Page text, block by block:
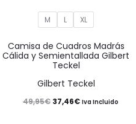
múltiples
Las
M L XL
Camisa de Cuadros Madrás
Cálida y Semientallada Gilbert
Teckel
Gilbert Teckel
49,95€ El
37,46€ElIva Incluido